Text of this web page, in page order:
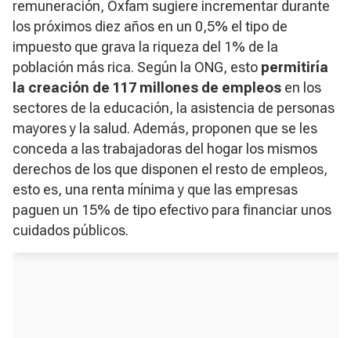
remuneración, Oxfam sugiere incrementar durante
los próximos diez años en un 0,5% el tipo de
impuesto que grava la riqueza del 1% de la
población más rica. Según la ONG, esto permitiría
la creación de 117 millones de empleos en los
sectores de la educación, la asistencia de personas
mayores y la salud. Además, proponen que se les
conceda a las trabajadoras del hogar los mismos
derechos de los que disponen el resto de empleos,
esto es, una renta mínima y que las empresas
paguen un 15% de tipo efectivo para financiar unos
cuidados públicos.